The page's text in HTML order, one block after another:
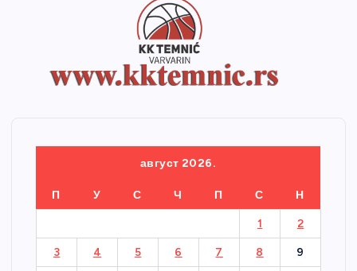
август 2026.
П У С Ч П С Н
1 2
3 4 5 6 7 8 9